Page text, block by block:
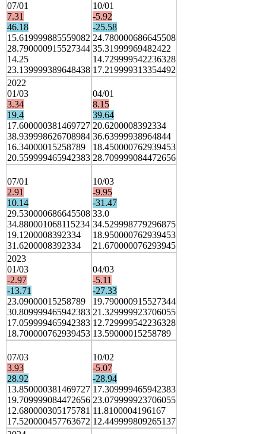
07/01
7.31
46.18
15.619999885559082
28.790000915527344
14.25
23.139999389648438
10/01
-5.92
-25.58
24.780000686645508
35.31999969482422
14.729999542236328
17.219999313354492
2022
01/03
3.34
19.4
17.600000381469727
38.939998626708984
16.34000015258789
20.559999465942383
04/01
8.15
39.64
20.6200008392334
36.63999938964844
18.450000762939453
28.709999084472656
07/01
2.91
10.14
29.530000686645508
34.880001068115234
19.1200008392334
31.6200008392334
10/03
-9.95
-31.47
33.0
34.529998779296875
18.950000762939453
21.670000076293945
2023
01/03
-2.97
-13.71
23.09000015258789
30.809999465942383
17.059999465942383
18.700000762939453
04/03
-5.11
-27.33
19.790000915527344
21.329999923706055
12.729999542236328
13.59000015258789
07/03
3.93
28.92
13.850000381469727
19.709999084472656
12.680000305175781
17.520000457763672
10/02
-5.07
-28.94
17.309999465942383
23.079999923706055
11.8100004196167
12.449999809265137